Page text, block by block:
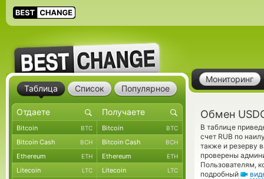
Мониторинг
Обмен
В таблице
счет RUB по
также и резерву
проверены
Пользователям,
подробный
Таблица Список Популярное
Bitcoin BTC Bitcoin BTC
Bitcoin Cash BCH Bitcoin Cash BCH
Ethereum ETH Ethereum ETH
Litecoin LTC Litecoin LTC